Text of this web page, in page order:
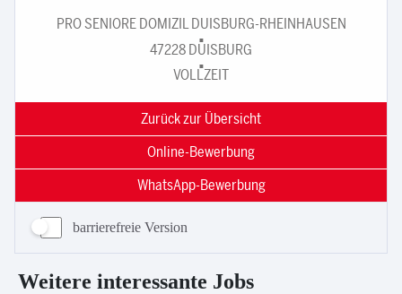
barrierefreie Version
Weitere interessante Jobs